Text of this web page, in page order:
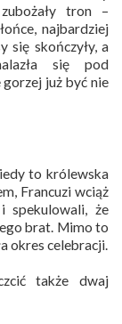
tron –
najbardziej
się skończyły, a
się pod
już być nie
to królewska
Francuzi wciąż
spekulowali, że
brat. Mimo to
okres celebracji.
także dwaj